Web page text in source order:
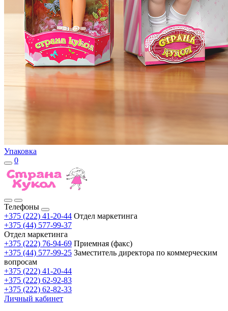
Упаковка
0
Телефоны
+375 (222) 41-20-44 Отдел маркетинга
+375 (44) 577-99-37
Отдел маркетинга
+375 (222) 76-94-69 Приемная (факс)
+375 (44) 577-99-25 Заместитель директора по коммерческим
вопросам
+375 (222) 41-20-44
+375 (222) 62-92-83
+375 (222) 62-82-33
Личный кабинет